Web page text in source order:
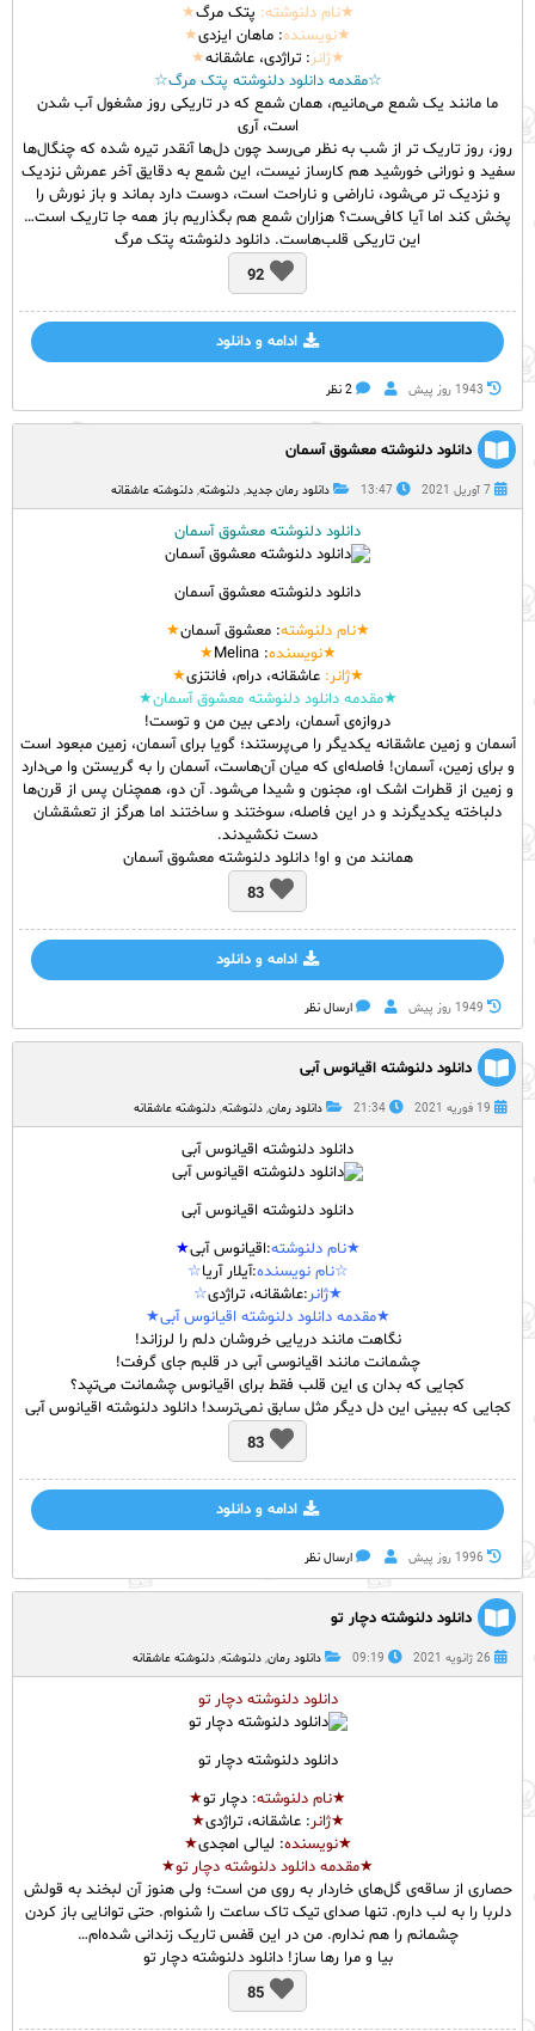
★نامدلنوشته: پتک مرگ★
★نویسنده: ماهان ایزدی★
★ژانر: تراژدی، عاشقانه★
☆مقدمه دانلود دلنوشته پتک مرگ☆
ما مانند یک شمع می‌مانیم، همان شمع که در تاریکی روز مشغول آب شدن
است، آری
روز، روز تاریک تر از شب به نظر می‌رسد چون دل‌ها آنقدر تیره شده که چنگال‌ها
سفید و نورانی خورشید هم کارساز نیست، این شمع به دقایق آخر عمرش نزدیک
و نزدیک تر می‌شود، ناراضی و ناراحت است، دوست دارد بماند و باز نورش را
پخش کند اما آیا کافی‌ست؟ هزاران شمع هم بگذاریم باز همه جا تاریک است…
این تاریکی قلب‌هاست. دانلود دلنوشته پتک مرگ
92
ادامه و دانلود
1943 روز پيش 2 نظر
دانلود دلنوشته معشوق آسمان
7 آوریل 2021 13:47 دانلود رمان جدید, دلنوشته, دلنوشته عاشقانه
دانلود دلنوشته معشوق آسمان
دانلود دلنوشته معشوق آسمان
★نامدلنوشته: معشوق آسمان★
★نویسنده: Melina
★
★ژانر: عاشقانه، درام، فانتزی★
★مقدمه دانلود دلنوشته معشوق آسمان★
دروازه‌ی آسمان، رادعی بین من و توست!
آسمان و زمین عاشقانه یکدیگر را می‌پرستند؛ گویا برای آسمان، زمین مبعود است
و برای زمین، آسمان! فاصله‌ای که میان آن‌هاست، آسمان را به گریستن وا می‌دارد
و زمین از قطرات اشک او، مجنون و شیدا می‌شود. آن دو، همچنان پس از قرن‌ها
دلباخته یکدیگرند و در این فاصله، سوختند و ساختند اما هرگز از تعشقشان
دست نکشیدند.
همانند من و او! دانلود دلنوشته معشوق آسمان
83
ادامه و دانلود
1949 روز پيش ارسال نظر
دانلود دلنوشته اقیانوس آبی
19 فوریه 2021 21:34 دانلود رمان, دلنوشته, دلنوشته عاشقانه
دانلود دلنوشته اقیانوس آبی
دانلود دلنوشته اقیانوس آبی
★نامدلنوشته:اقیانوس آبی★
☆نام نویسنده:آیلار آریا☆
★ژانر:عاشقانه، تراژدی☆
★مقدمه دانلود دلنوشته اقیانوس آبی★
نگاهت مانند دریایی خروشان دلم را لرزاند!
چشمانت مانند اقیانوسی آبی در قلبم جای گرفت!
کجایی که بدان ی این قلب فقط برای اقیانوس چشمانت می‌تپد؟
کجایی که ببینی این دل دیگر مثل سابق نمی‌ترسد! دانلود دلنوشته اقیانوس آبی
83
ادامه و دانلود
1996 روز پيش ارسال نظر
دانلود دلنوشته دچار تو
26 ژانویه 2021 09:19 دانلود رمان, دلنوشته, دلنوشته عاشقانه
دانلود دلنوشته دچار تو
دانلود دلنوشته دچار تو
★نام دلنوشته: دچار تو★
★ژانر: عاشقانه، تراژدی★
★نویسنده: لیالی امجدی★
★مقدمه دانلود دلنوشته دچار تو★
حصاری از ساقه‌ی گل‌های خاردار به روی من است؛ ولی هنوز آن لبخند به قولش
دلربا را به لب دارم. تنها صدای تیک تاک ساعت را شنوام. حتی توانایی باز کردن
چشمانم را هم ندارم. من در این قفس تاریک زندانی شده‌ام…
بیا و مرا رها ساز! دانلود دلنوشته دچار تو
85